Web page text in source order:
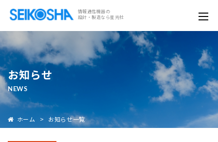
情報通信機器の
設計・製造なら星光社
お知らせ
NEWS
ホーム > お知らせ一覧